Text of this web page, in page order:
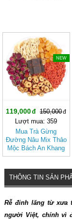
-20%
NEW
119,000
150,000
Lượt mua: 359
Mua Trà Gừng
Đường Nâu Mix Thảo
Mộc Bách An Khang
– Thơm Ấm Tự
THÔNG TIN SẢN
Rễ đinh lăng từ xưa
người Việt, chính vì